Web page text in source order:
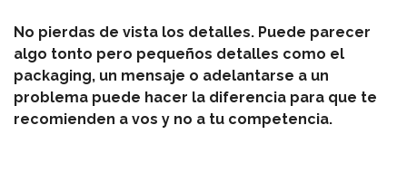
No pierdas de vista los detalles. Puede parecer
algo tonto pero pequeños detalles como el
packaging, un mensaje o adelantarse a un
problema puede hacer la diferencia para que te
recomienden a vos y no a tu competencia.